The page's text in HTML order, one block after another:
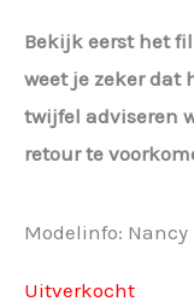
Bekijk eerst het
weet je zeker dat
twijfel adviseren
retour te
Modelinfo: Nancy
Uitverkocht